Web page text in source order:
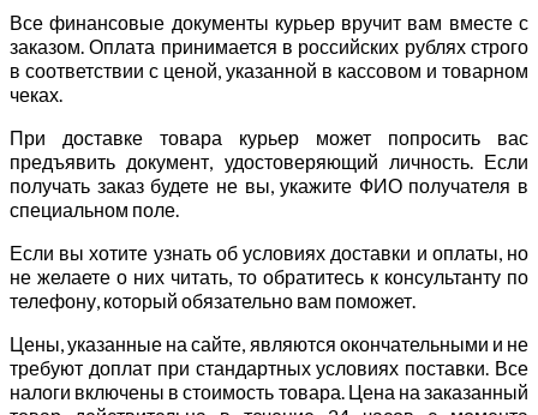
Все финансовые документы курьер вручит вам вместе с
заказом. Оплата принимается в российских рублях строго
в соответствии с ценой, указанной в кассовом и товарном
чеках.
При доставке товара курьер может попросить вас
предъявить документ, удостоверяющий личность. Если
получать заказ будете не вы, укажите ФИО получателя в
специальном поле.
Если вы хотите узнать об условиях доставки и оплаты, но
не желаете о них читать, то обратитесь к консультанту по
телефону, который обязательно вам поможет.
Цены, указанные на сайте, являются окончательными и не
требуют доплат при стандартных условиях поставки. Все
налоги включены в стоимость товара. Цена на заказанный